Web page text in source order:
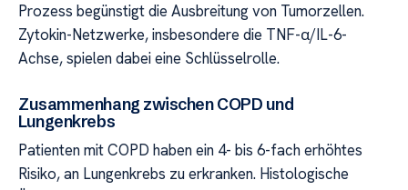
Prozess begünstigt die Ausbreitung von Tumorzellen.
Zytokin-Netzwerke, insbesondere die TNF-α/IL-6-
Achse, spielen dabei eine Schlüsselrolle.
Zusammenhang zwischen COPD und
Lungenkrebs
Patienten mit COPD haben ein 4- bis 6-fach erhöhtes
Risiko, an Lungenkrebs zu erkranken. Histologische